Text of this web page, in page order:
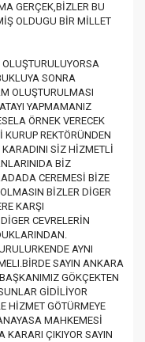
GERÇEK,BİZLER BU
OLDUGU BİR MİLLET
SONRA
OLUŞTURULMASI
YAPMAMANIZ
ÖRNEK VERECEK
REKTÖRÜNDEN
KARADINI SİZ HİZMETLİ
BİZ
CEREMESİ BİZE
BİZLER DİGER
KARŞI
CEVRELERİN
AYNI
SAYIN ANKARA
GÖKÇEKTEN
GİDİLİYOR
HİZMET GÖTÜRMEYE
MAHKEMESİ
KARARI ÇIKIYOR SAYIN